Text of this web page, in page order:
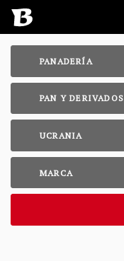
PANADERÍA
PAN Y DERIVADOS
UCRANIA
MARCA